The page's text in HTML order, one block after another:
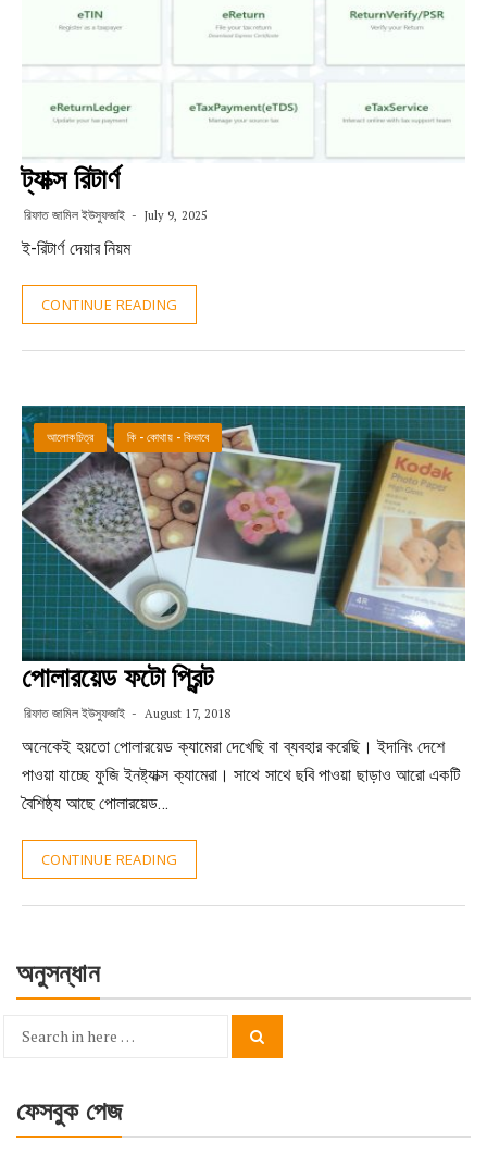
ট্যাক্স রিটার্ণ
রিফাত জামিল ইউসুফজাই July 9, 2025
ই-রিটার্ণ দেয়ার নিয়ম
CONTINUE READING
আলোকচিত্র কি - কোথায় - কিভাবে
পোলারয়েড ফটো প্রিন্ট
রিফাত জামিল ইউসুফজাই August 17, 2018
অনেকেই হয়তো পোলারয়েড ক্যামেরা দেখেছি বা ব্যবহার করেছি। ইদানিং দেশে
পাওয়া যাচ্ছে ফুজি ইনষ্ট্যাক্স ক্যামেরা। সাথে সাথে ছবি পাওয়া ছাড়াও আরো একটি
বৈশিষ্ঠ্য আছে পোলারয়েড…
CONTINUE READING
অনুসন্ধান
Search
ফেসবুক পেজ